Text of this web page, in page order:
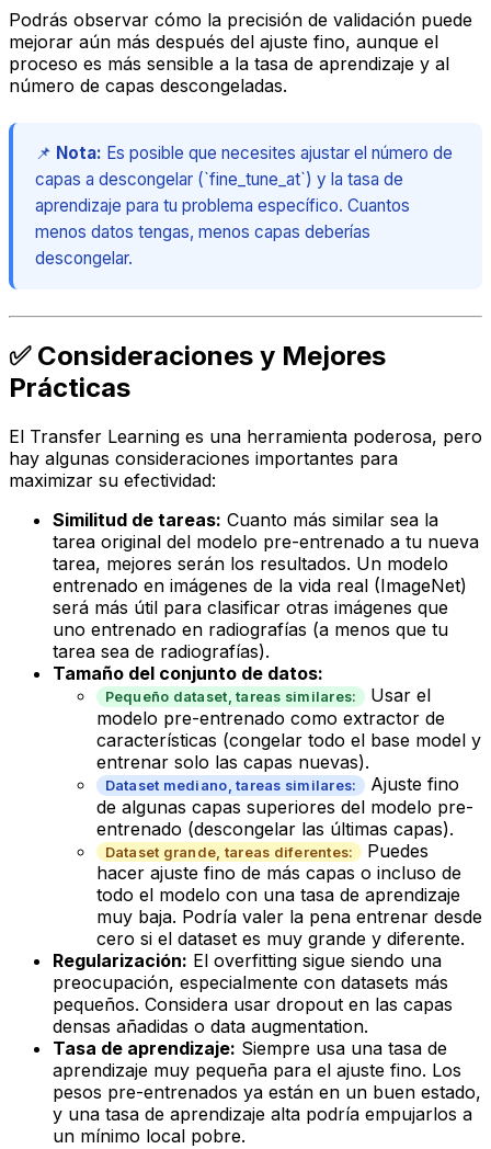
Podrás observar cómo la precisión de validación puede
mejorar aún más después del ajuste fino, aunque el
proceso es más sensible a la tasa de aprendizaje y al
número de capas descongeladas.
📌 Nota: Es posible que necesites ajustar el número de
capas a descongelar (`fine_tune_at`) y la tasa de
aprendizaje para tu problema específico. Cuantos
menos datos tengas, menos capas deberías
descongelar.
✅ Consideraciones y Mejores
Prácticas
El Transfer Learning es una herramienta poderosa, pero
hay algunas consideraciones importantes para
maximizar su efectividad:
Similitud de tareas: Cuanto más similar sea la
tarea original del modelo pre-entrenado a tu nueva
tarea, mejores serán los resultados. Un modelo
entrenado en imágenes de la vida real (ImageNet)
será más útil para clasificar otras imágenes que
uno entrenado en radiografías (a menos que tu
tarea sea de radiografías).
Tamaño del conjunto de datos:
Pequeño dataset, tareas similares:
Usar el
modelo pre-entrenado como extractor de
características (congelar todo el base model y
entrenar solo las capas nuevas).
Dataset mediano, tareas similares:
Ajuste fino
de algunas capas superiores del modelo pre-
entrenado (descongelar las últimas capas).
Dataset grande, tareas diferentes:
Puedes
hacer ajuste fino de más capas o incluso de
todo el modelo con una tasa de aprendizaje
muy baja. Podría valer la pena entrenar desde
cero si el dataset es muy grande y diferente.
Regularización: El overfitting sigue siendo una
preocupación, especialmente con datasets más
pequeños. Considera usar dropout en las capas
densas añadidas o data augmentation.
Tasa de aprendizaje: Siempre usa una tasa de
aprendizaje muy pequeña para el ajuste fino. Los
pesos pre-entrenados ya están en un buen estado,
y una tasa de aprendizaje alta podría empujarlos a
un mínimo local pobre.